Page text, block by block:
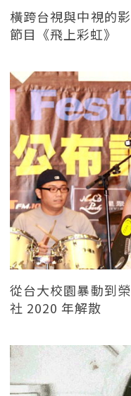
橫跨台視與中視的
節目《飛上彩虹》
從台大校園暴動到
社 2020 年解散